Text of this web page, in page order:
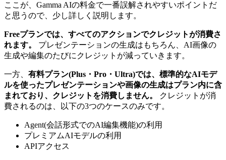
ここが、Gamma AIの料金で一番誤解されやすいポイントだ
と思うので、少し詳しく説明します。
Freeプランでは、すべてのアクションでクレジットが消費さ
れます。
プレゼンテーションの生成はもちろん、AI画像の
生成や編集のたびにクレジットが減っていきます。
一方、 有料プラン(Plus・Pro・Ultra)では、標準的なAIモデ
ルを使ったプレゼンテーションや画像の生成はプラン内に含
まれており、クレジットを消費しません。
クレジットが消
費されるのは、以下の3つのケースのみです。
Agent(会話形式でのAI編集機能)の利用
プレミアムAIモデルの利用
APIアクセス